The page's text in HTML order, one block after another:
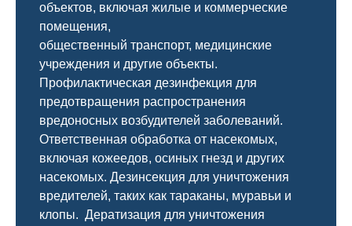
объектов, включая жилые и коммерческие
помещения,
общественный транспорт, медицинские
учреждения и другие объекты.
Профилактическая дезинфекция для
предотвращения распространения
вредоносных возбудителей заболеваний.
Ответственная обработка от насекомых,
включая кожеедов, осиных гнезд и других
насекомых. Дезинсекция для уничтожения
вредителей, таких как тараканы, муравьи и
клопы. Дератизация для уничтожения